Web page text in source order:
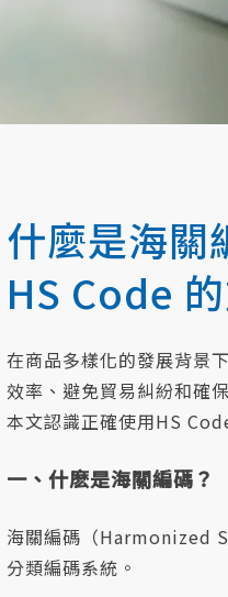
什麼是海關
HS Code
在商品多樣化的發展背景
效率、避免貿易糾紛和確
本文認識正確使用HS
一、什麽是海關編碼？
海關編碼（Harmonized
分類編碼系統。